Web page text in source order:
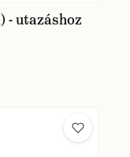
- utazáshoz